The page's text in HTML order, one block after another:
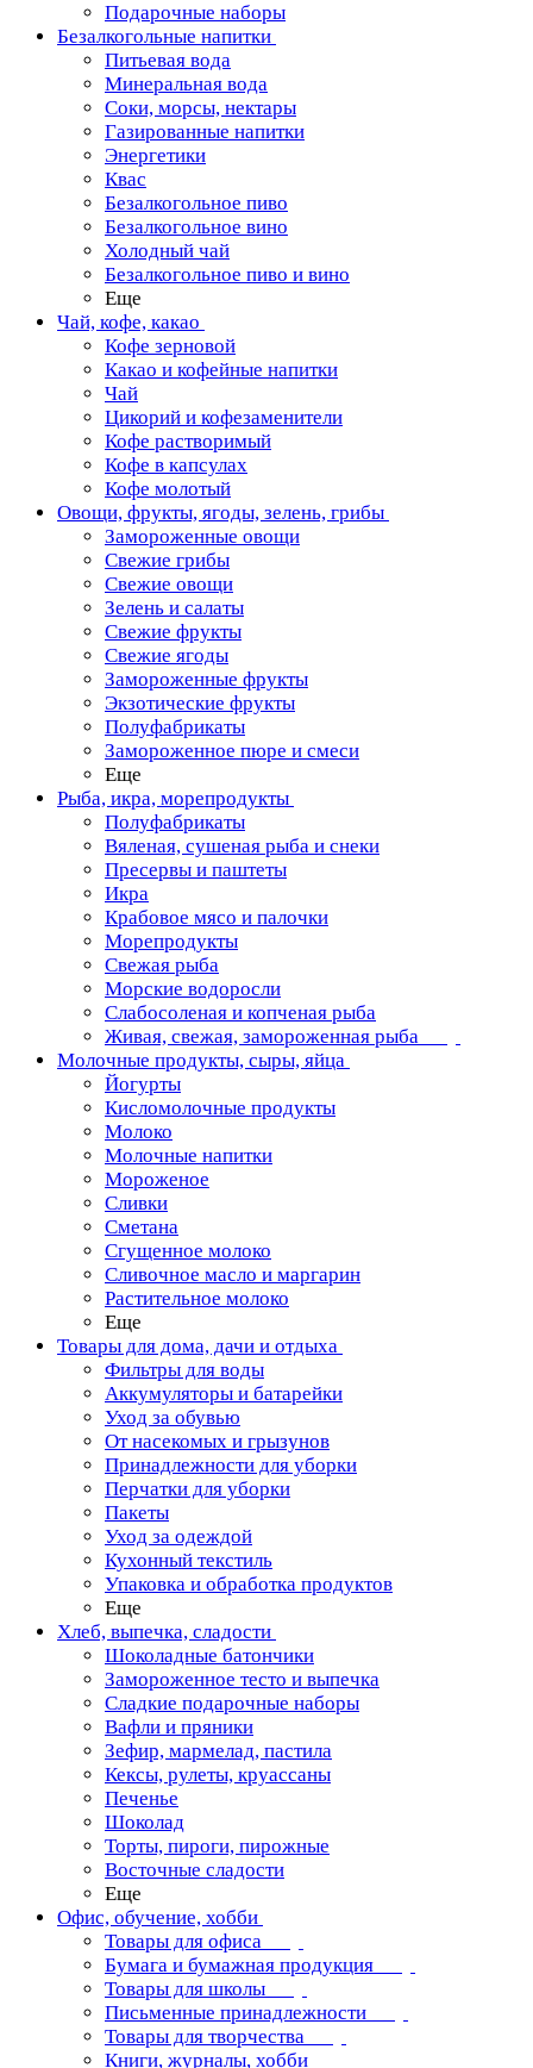
Подарочные наборы
Безалкогольные напитки
Питьевая вода
Минеральная вода
Соки, морсы, нектары
Газированные напитки
Энергетики
Квас
Безалкогольное пиво
Безалкогольное вино
Холодный чай
Безалкогольное пиво и вино
Еще
Чай, кофе, какао
Кофе зерновой
Какао и кофейные напитки
Чай
Цикорий и кофезаменители
Кофе растворимый
Кофе в капсулах
Кофе молотый
Овощи, фрукты, ягоды, зелень, грибы
Замороженные овощи
Свежие грибы
Свежие овощи
Зелень и салаты
Свежие фрукты
Свежие ягоды
Замороженные фрукты
Экзотические фрукты
Полуфабрикаты
Замороженное пюре и смеси
Еще
Рыба, икра, морепродукты
Полуфабрикаты
Вяленая, сушеная рыба и снеки
Пресервы и паштеты
Икра
Крабовое мясо и палочки
Морепродукты
Свежая рыба
Морские водоросли
Слабосоленая и копченая рыба
Живая, свежая, замороженная рыба
Молочные продукты, сыры, яйца
Йогурты
Кисломолочные продукты
Молоко
Молочные напитки
Мороженое
Сливки
Сметана
Сгущенное молоко
Сливочное масло и маргарин
Растительное молоко
Еще
Товары для дома, дачи и отдыха
Фильтры для воды
Аккумуляторы и батарейки
Уход за обувью
От насекомых и грызунов
Принадлежности для уборки
Перчатки для уборки
Пакеты
Уход за одеждой
Кухонный текстиль
Упаковка и обработка продуктов
Еще
Хлеб, выпечка, сладости
Шоколадные батончики
Замороженное тесто и выпечка
Сладкие подарочные наборы
Вафли и пряники
Зефир, мармелад, пастила
Кексы, рулеты, круассаны
Печенье
Шоколад
Торты, пироги, пирожные
Восточные сладости
Еще
Офис, обучение, хобби
Товары для офиса
Бумага и бумажная продукция
Товары для школы
Письменные принадлежности
Товары для творчества
Книги, журналы, хобби